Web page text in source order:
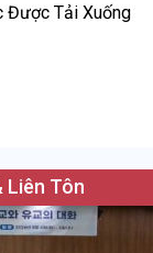
Được Tải Xuống
Liên Tôn